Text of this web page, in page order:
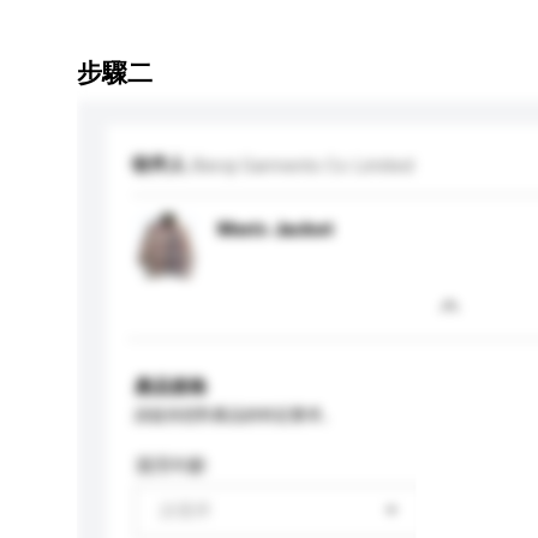
步驟二
收件人
Men's Jacket
產品規格
適用年齡